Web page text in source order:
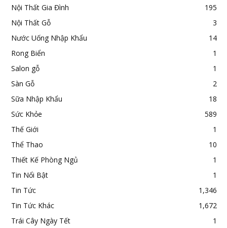
Nội Thất Gia Đình
195
Nội Thất Gỗ
3
Nước Uống Nhập Khẩu
14
Rong Biển
1
Salon gỗ
1
Sàn Gỗ
2
Sữa Nhập Khẩu
18
Sức Khỏe
589
Thế Giới
1
Thể Thao
10
Thiết Kế Phòng Ngủ
1
Tin Nổi Bật
1
Tin Tức
1,346
Tin Tức Khác
1,672
Trái Cây Ngày Tết
1